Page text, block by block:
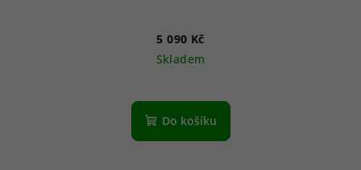
5 090 Kč
Skladem
Do košíku